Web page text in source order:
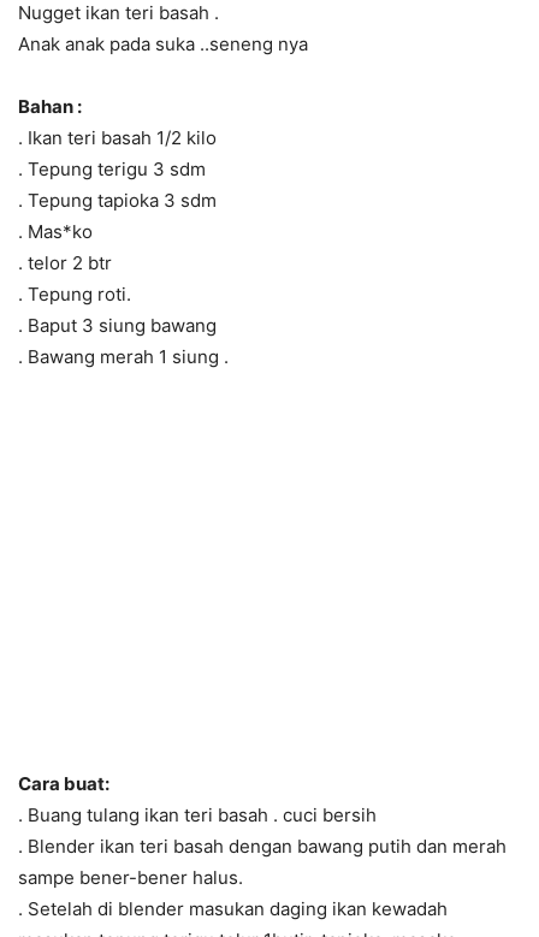
Nugget ikan teri basah .
Anak anak pada suka ..seneng nya
Bahan :
. Ikan teri basah 1/2 kilo
. Tepung terigu 3 sdm
. Tepung tapioka 3 sdm
. Mas*ko
. telor 2 btr
. Tepung roti.
. Baput 3 siung bawang
. Bawang merah 1 siung .
Cara buat:
. Buang tulang ikan teri basah . cuci bersih
. Blender ikan teri basah dengan bawang putih dan merah
sampe bener-bener halus.
. Setelah di blender masukan daging ikan kewadah